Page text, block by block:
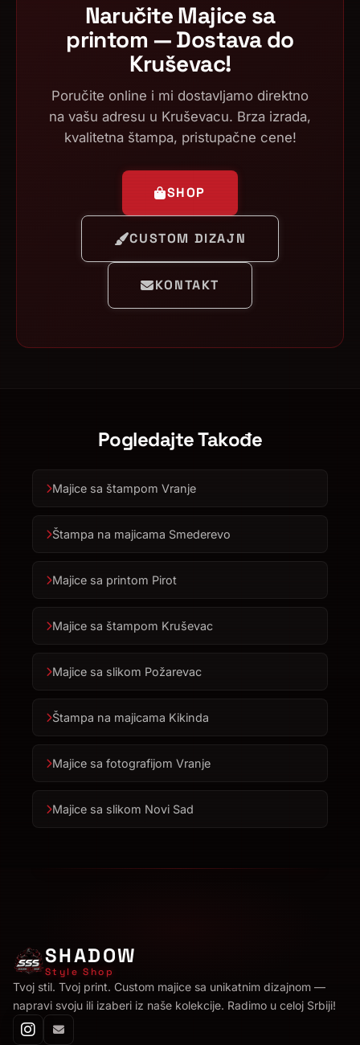
Naručite Majice sa
printom — Dostava do
Kruševac!
Poručite online i mi dostavljamo direktno
na vašu adresu u Kruševacu. Brza izrada,
kvalitetna štampa, pristupačne cene!
SHOP
CUSTOM DIZAJN
KONTAKT
Pogledajte Takođe
Majice sa štampom Vranje
Štampa na majicama Smederevo
Majice sa printom Pirot
Majice sa štampom Kruševac
Majice sa slikom Požarevac
Štampa na majicama Kikinda
Majice sa fotografijom Vranje
Majice sa slikom Novi Sad
SHADOW
Style Shop
Tvoj stil. Tvoj print. Custom majice sa unikatnim dizajnom —
napravi svoju ili izaberi iz naše kolekcije. Radimo u celoj Srbiji!